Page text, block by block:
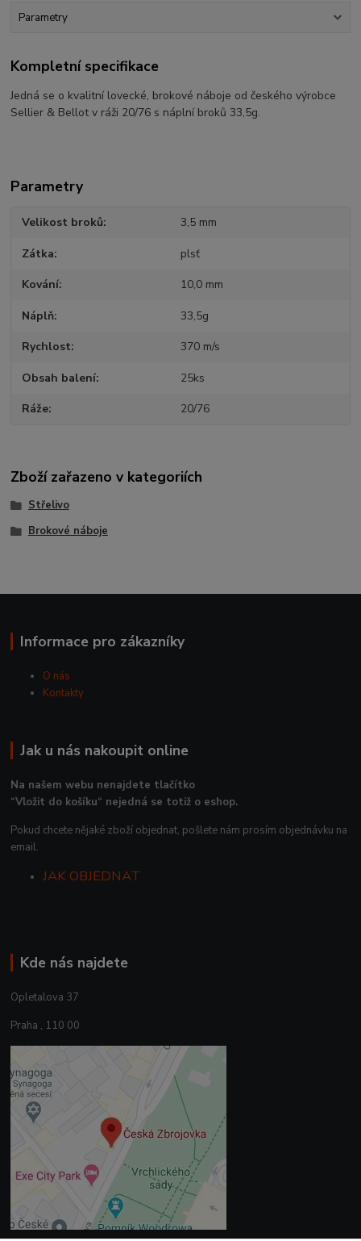
Parametry
Kompletní specifikace
Jedná se o kvalitní lovecké, brokové náboje od českého výrobce
Sellier & Bellot v ráži 20/76 s náplní broků 33,5g.
Parametry
Velikost broků 3,5 mm
Zátka plsť
Kování 10,0 mm
Náplň 33,5g
Rychlost 370 m/s
Obsah balení 25ks
Ráže 20/76
Zboží zařazeno v kategoriích
Střelivo
Brokové náboje
Informace pro zákazníky
O nás
Kontakty
Jak u nás nakoupit online
Na našem webu nenajdete tlačítko
“Vložit do košíku“ nejedná se totiž o eshop.
Pokud chcete nějaké zboží objednat, pošlete nám prosím objednávku na
email.
JAK OBJEDNAT
Kde nás najdete
Opletalova 37
Praha , 110 00